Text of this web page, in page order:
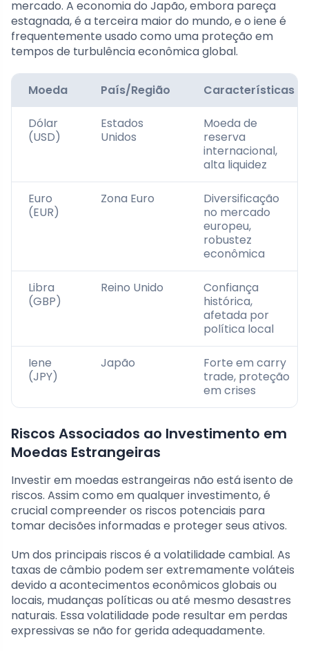
mercado. A economia do Japão, embora pareça
estagnada, é a terceira maior do mundo, e o iene é
frequentemente usado como uma proteção em
tempos de turbulência econômica global.
Moeda País/Região Características
Dólar
(USD)
Estados
Unidos
Moeda de
reserva
internacional,
alta liquidez
Euro
(EUR)
Zona Euro
Diversificação
no mercado
europeu,
robustez
econômica
Libra
(GBP)
Reino Unido
Confiança
histórica,
afetada por
política local
Iene
(JPY)
Japão
Forte em carry
trade, proteção
em crises
Riscos Associados ao Investimento em
Moedas Estrangeiras
Investir em moedas estrangeiras não está isento de
riscos. Assim como em qualquer investimento, é
crucial compreender os riscos potenciais para
tomar decisões informadas e proteger seus ativos.
Um dos principais riscos é a volatilidade cambial. As
taxas de câmbio podem ser extremamente voláteis
devido a acontecimentos econômicos globais ou
locais, mudanças políticas ou até mesmo desastres
naturais. Essa volatilidade pode resultar em perdas
expressivas se não for gerida adequadamente.